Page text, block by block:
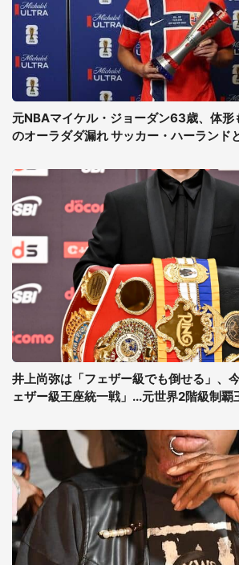
元NBAマイケル・ジョーダン63歳、体形
のオーラダダ漏れ サッカー・ハーランド
井上尚弥は「フェザー級でも倒せる」、
ェザー級王座統一戦」...元世界2階級制覇